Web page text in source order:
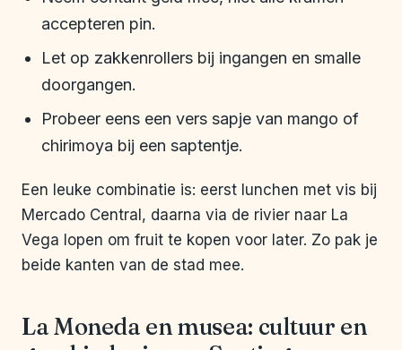
accepteren pin.
Let op zakkenrollers bij ingangen en smalle
doorgangen.
Probeer eens een vers sapje van mango of
chirimoya bij een saptentje.
Een leuke combinatie is: eerst lunchen met vis bij
Mercado Central, daarna via de rivier naar La
Vega lopen om fruit te kopen voor later. Zo pak je
beide kanten van de stad mee.
La Moneda en musea: cultuur en